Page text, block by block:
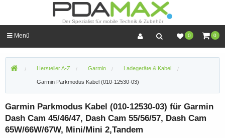
Der Spezialist für mobile Technik & Zubehör
0 0
Menü
Hersteller A-Z Garmin Ladegeräte & Kabel
Garmin Parkmodus Kabel (010-12530-03)
Garmin Parkmodus Kabel (010-12530-03) für Garmin
Dash Cam 45/46/47, Dash Cam 55/56/57, Dash Cam
65W/66W/67W, Mini/Mini 2,Tandem